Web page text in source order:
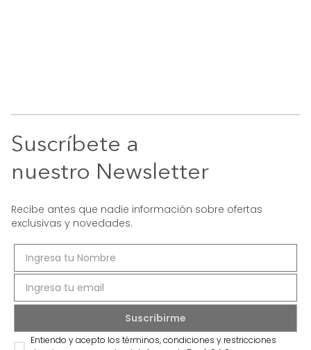
Suscríbete a
nuestro Newsletter
Recibe antes que nadie información sobre ofertas
exclusivas y novedades.
Entiendo y acepto los términos, condiciones y restricciones